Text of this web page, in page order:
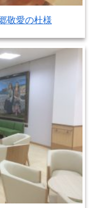
敬愛の杜様